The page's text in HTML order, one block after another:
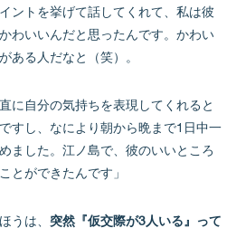
ントを挙げて話してくれて、私は彼
わいいんだと思ったんです。かわい
ある人だなと（笑）。
に自分の気持ちを表現してくれると
すし、なにより朝から晩まで1日中一
ました。江ノ島で、彼のいいところ
とができたんです」
うは、 突然『仮交際が3人いる』って